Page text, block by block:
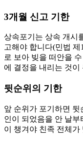
3개월 신고 기한
상속포기는 상속 개시
고해야 합니다(민법
로 보아 빚을 떠안을
에 결정을 내리는 것
뒷순위의 기한
앞 순위가 포기하면
인이 되었음을 안 날
이 챙겨야 친족 전체